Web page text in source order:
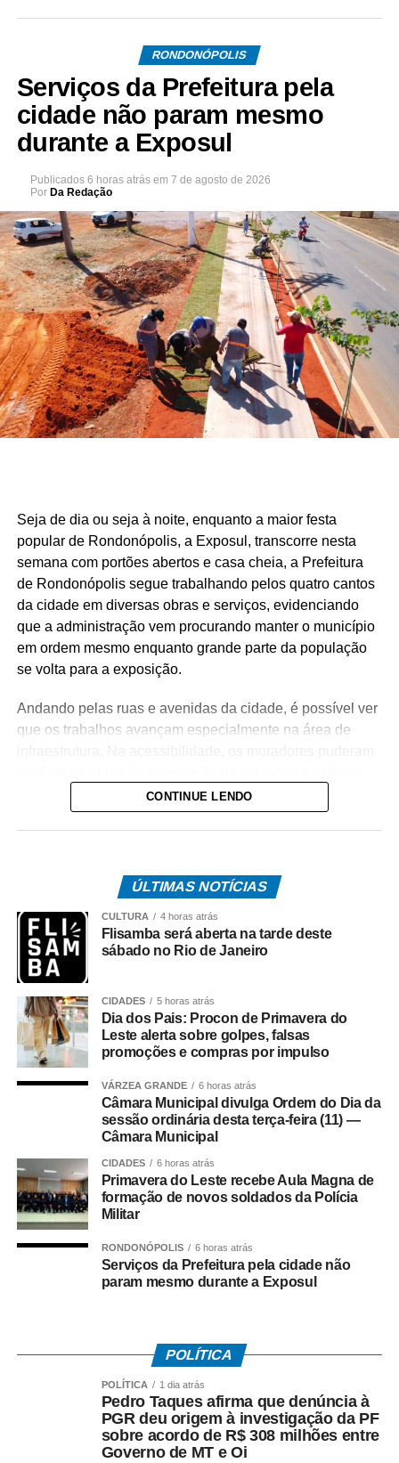
RONDONÓPOLIS
Serviços da Prefeitura pela
cidade não param mesmo
durante a Exposul
Publicados 6 horas atrás em 7 de agosto de 2026
Por Da Redação
Seja de dia ou seja à noite, enquanto a maior festa
popular de Rondonópolis, a Exposul, transcorre nesta
semana com portões abertos e casa cheia, a Prefeitura
de Rondonópolis segue trabalhando pelos quatro cantos
da cidade em diversas obras e serviços, evidenciando
que a administração vem procurando manter o município
em ordem mesmo enquanto grande parte da população
se volta para a exposição.
Andando pelas ruas e avenidas da cidade, é possível ver
que os trabalhos avançam especialmente na área de
junto a pontes da cidade, como no acesso à Vila Cardoso
e no acesso à Vila Mineira. Equipes também estão
utilização do equipamento Vac-All.
Construção canaleta em cruzamento da Avenida Goiània
Outra demanda da população atendida nesta semana foi
a construção de canaletas na Avenida Tiradentes com a
Rua Fernando Corrêa da Costa e na Avenida Goiânia
com a Rua Amélia Fraga. Na área de iluminação pública,
as ações estão em toda parte, como na reparo da
iluminação pública na ponte da Avenida Marechal
pública, incluindo a região do Altamirando.
Chama atenção o cuidado com a manutenção das vias
urbanas nesse período, como a aplicação de
microrrevestimento na Av. Aeroporto, na Av. Tiradentes e
em trechos da Av. Marechal Rondon e Rua 15 de
CONTINUE LENDO
ÚLTIMAS NOTÍCIAS
CULTURA 4 horas atrás
Flisamba será aberta na tarde deste
sábado no Rio de Janeiro
CIDADES 5 horas atrás
Dia dos Pais: Procon de Primavera do
Leste alerta sobre golpes, falsas
promoções e compras por impulso
VÁRZEA GRANDE 6 horas atrás
Câmara Municipal divulga Ordem do Dia da
sessão ordinária desta terça-feira (11) —
Câmara Municipal
CIDADES 6 horas atrás
Primavera do Leste recebe Aula Magna de
formação de novos soldados da Polícia
Militar
RONDONÓPOLIS 6 horas atrás
Serviços da Prefeitura pela cidade não
param mesmo durante a Exposul
POLÍTICA
POLÍTICA 1 dia atrás
Pedro Taques afirma que denúncia à
PGR deu origem à investigação da PF
sobre acordo de R$ 308 milhões entre
Governo de MT e Oi